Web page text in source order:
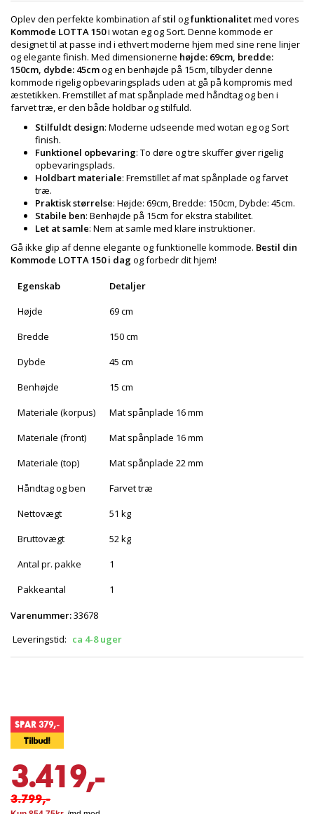
Oplev den perfekte kombination afstil ogfunktionalitetmed vores
Kommode LOTTA 150i wotan eg og Sort. Denne kommode er
designet til at passe ind i ethvert moderne hjem med sine rene linjer
og elegante finish. Med dimensionerne højde: 69cm, bredde:
150cm, dybde: 45cmog en benhøjde på 15cm, tilbyder denne
kommode rigelig opbevaringsplads uden at gå på kompromis med
æstetikken. Fremstillet af mat spånplade med håndtag og ben i
farvet træ, er den både holdbar og stilfuld.
Stilfuldt design: Moderne udseende med wotan eg og Sort
finish.
Funktionel opbevaring: To døre og tre skuffer giver rigelig
opbevaringsplads.
Holdbart materiale: Fremstillet af mat spånplade og farvet
træ.
Praktisk størrelse: Højde: 69cm, Bredde: 150cm, Dybde: 45cm.
Stabile ben: Benhøjde på 15cm for ekstra stabilitet.
Let at samle: Nem at samle med klare instruktioner.
Gå ikke glip af denne elegante og funktionelle kommode. Bestil din
Kommode LOTTA 150 i dagog forbedr dit hjem!
Egenskab
Detaljer
Højde
69 cm
Bredde
150 cm
Dybde
45 cm
Benhøjde
15 cm
Materiale (korpus)
Mat spånplade 16 mm
Materiale (front)
Mat spånplade 16 mm
Materiale (top)
Mat spånplade 22 mm
Håndtag og ben
Farvet træ
Nettovægt
51 kg
Bruttovægt
52 kg
Antal pr. pakke
1
Pakkeantal
1
Varenummer:33678
Leveringstid: ca 4-8 uger
SPAR 379,-
Tilbud!
3.419,-
3.799,-